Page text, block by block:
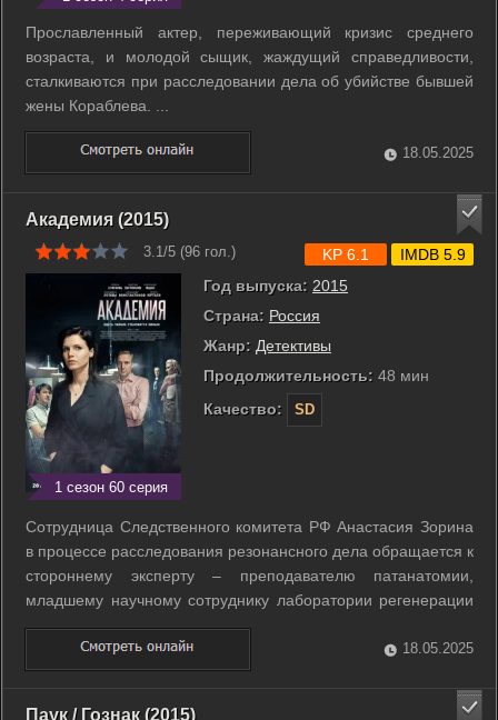
Прославленный актер, переживающий кризис среднего
возраста, и молодой сыщик, жаждущий справедливости,
сталкиваются при расследовании дела об убийстве бывшей
жены Кораблева. ...
18.05.2025
Академия (2015)
3.1/5 (96 гол.)
1 сезон 60 серия
Год выпуска: 2015
Страна: Россия
Жанр: Детективы
Продолжительность: 48 мин
Качество:
SD
KP 6.1 IMDB 5.9
Сотрудница Следственного комитета РФ Анастасия Зорина
в процессе расследования резонансного дела обращается к
стороннему эксперту – преподавателю патанатомии,
младшему научному сотруднику лаборатории регенерации
тканей Московского Университета Кириллу Лемке. После
успешного окончания дела СК РФ принимает решение
создать специальную ...
18.05.2025
Паук / Гознак (2015)